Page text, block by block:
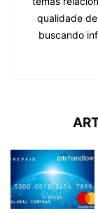
qualidade
buscando